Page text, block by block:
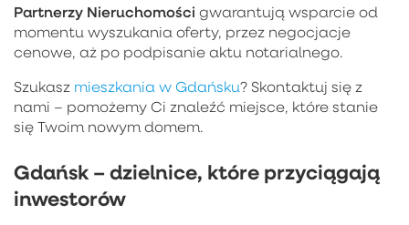
Partnerzy Nieruchomości gwarantują wsparcie od
momentu wyszukania oferty, przez negocjacje
cenowe, aż po podpisanie aktu notarialnego.
Szukasz mieszkania w Gdańsku? Skontaktuj się z
nami – pomożemy Ci znaleźć miejsce, które stanie
się Twoim nowym domem.
Gdańsk – dzielnice, które przyciągają
inwestorów